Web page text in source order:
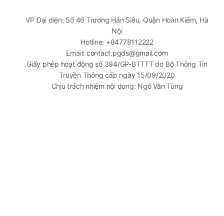
VP Đại diện: Số 46 Trương Hán Siêu, Quận Hoàn Kiếm, Hà
Nội
Hotline: +84778112222
Email: contact.pgds@gmail.com
Giấy phép hoạt động số 394/GP-BTTTT do Bộ Thông Tin
Truyền Thông cấp ngày 15/09/2020
Chịu trách nhiệm nội dung: Ngô Văn Tùng